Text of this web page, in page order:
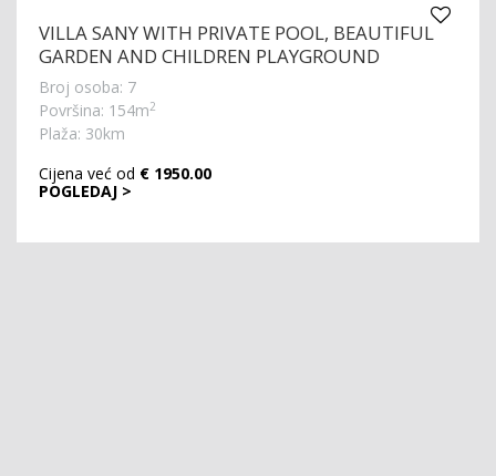
VILLA SANY WITH PRIVATE POOL, BEAUTIFUL
GARDEN AND CHILDREN PLAYGROUND
Broj osoba: 7
Površina: 154m2
Plaža: 30km
POGLEDAJ >
Cijena već od € 1950.00